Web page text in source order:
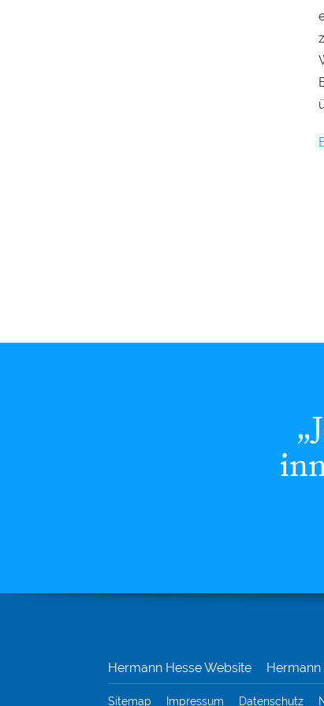
Hermann Hesse Website Hermann
Sitemap Impressum Datenschutz